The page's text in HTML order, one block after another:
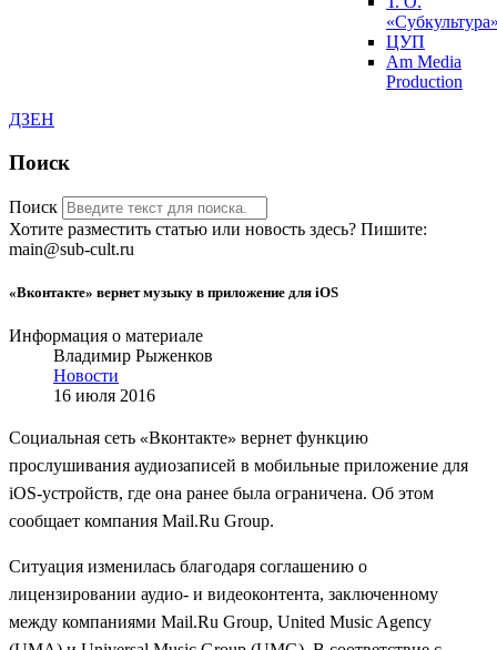
ЦУП
Am Media
Production
ДЗЕН
Поиск
Поиск
Хотите разместить статью или новость здесь? Пишите:
main@sub-cult.ru
«Вконтакте» вернет музыку в приложение для iOS
Информация о материале
Владимир Рыженков
Новости
16 июля 2016
Социальная сеть «Вконтакте» вернет функцию
прослушивания аудиозаписей в мобильные приложение для
iOS-устройств, где она ранее была ограничена. Об этом
сообщает компания Mail.Ru Group.
Ситуация изменилась благодаря соглашению о
лицензировании аудио- и видеоконтента, заключенному
между компаниями Mail.Ru Group, United Music Agency